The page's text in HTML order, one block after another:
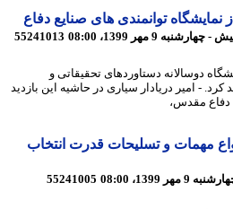
توانمندی های صنایع دفاع
55241013
دستاوردهای تحقیقاتی و
- امیر دریادار سیاری در حاشیه این بازدید
مقدس،
مهمات و تسلیحات قدرت انتخاب
55241005